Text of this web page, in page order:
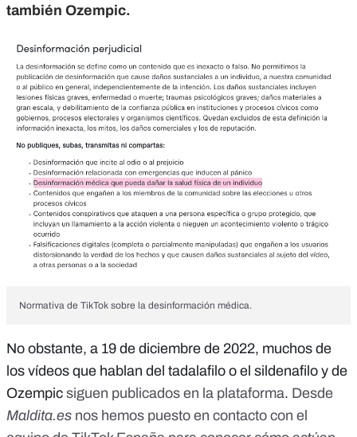
también Ozempic.
Normativa de TikTok sobre la desinformación médica.
No obstante, a 19 de diciembre de 2022, muchos de
los vídeos que hablan del tadalafilo o el sildenafilo y de
Ozempic siguen publicados en la plataforma. Desde
Maldita.es nos hemos puesto en contacto con el